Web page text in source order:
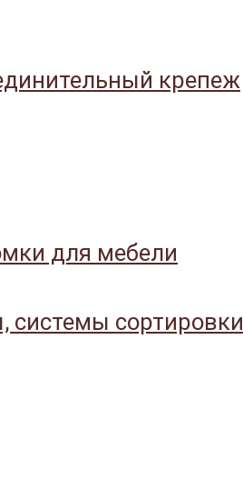
крепеж
для мебели
системы сортировки